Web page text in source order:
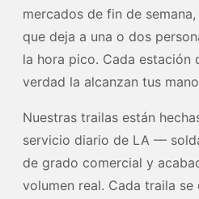
mercados de fin de
que deja a una o dos
la hora pico. Cada estación
verdad la alcanzan tus
Nuestras trailas están
servicio diario de LA —
de grado comercial y
volumen real. Cada traila